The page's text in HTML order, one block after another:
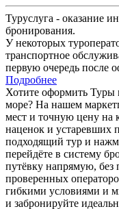
Туруслуга - оказание
бронирования.
У некоторых
транспортное
первую очередь после
Подробнее
Хотите оформить Туры
море? На нашем
мест и точную цену на
наценок и устаревших
подходящий тур и
перейдёте в систему
путёвку напрямую,
проверенных
гибкими условиями и
и забронируйте